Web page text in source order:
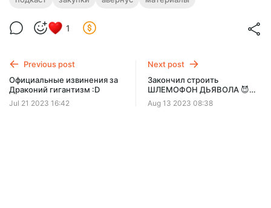
20 минуток с довольно полезными знаниями вперемешку с
👁 Череп-Смотрюн 👁
1
Previous post
Официальные извинения за
Драконий гигантизм :D
Jul 21 2023 16:42
Next post
Закончил строить
ШЛЕМОФОН ДЬЯВОЛА 😈
[ч.2]
Aug 13 2023 08:38